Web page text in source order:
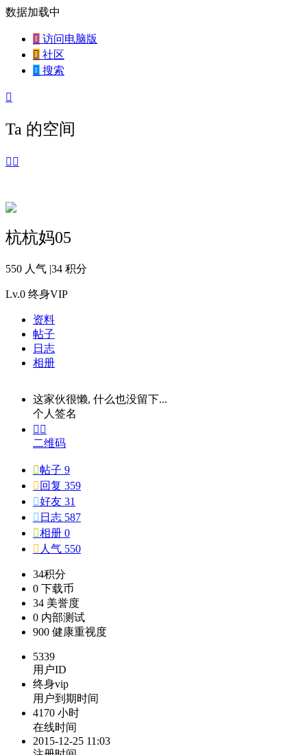
数据加载中
 访问电脑版
 社区
 搜索

Ta 的空间
 
杭杭妈05
550 人气 |34 积分
Lv.0 终身VIP
资料
帖子
日志
相册
这家伙很懒, 什么也没留下...
个人签名
 
二维码
帖子 9
 回复 359
好友 31
 日志 587
相册 0
 人气 550
34积分
0 下载币
34 美誉度
0 内部测试
900 健康重视度
5339
用户ID
终身vip
用户到期时间
4170 小时
在线时间
2015-12-25 11:03